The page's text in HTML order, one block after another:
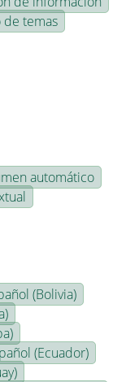
temas
automático
(Bolivia)
(Ecuador)